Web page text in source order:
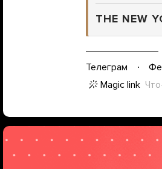
THE NEW
Телеграм
Magic link